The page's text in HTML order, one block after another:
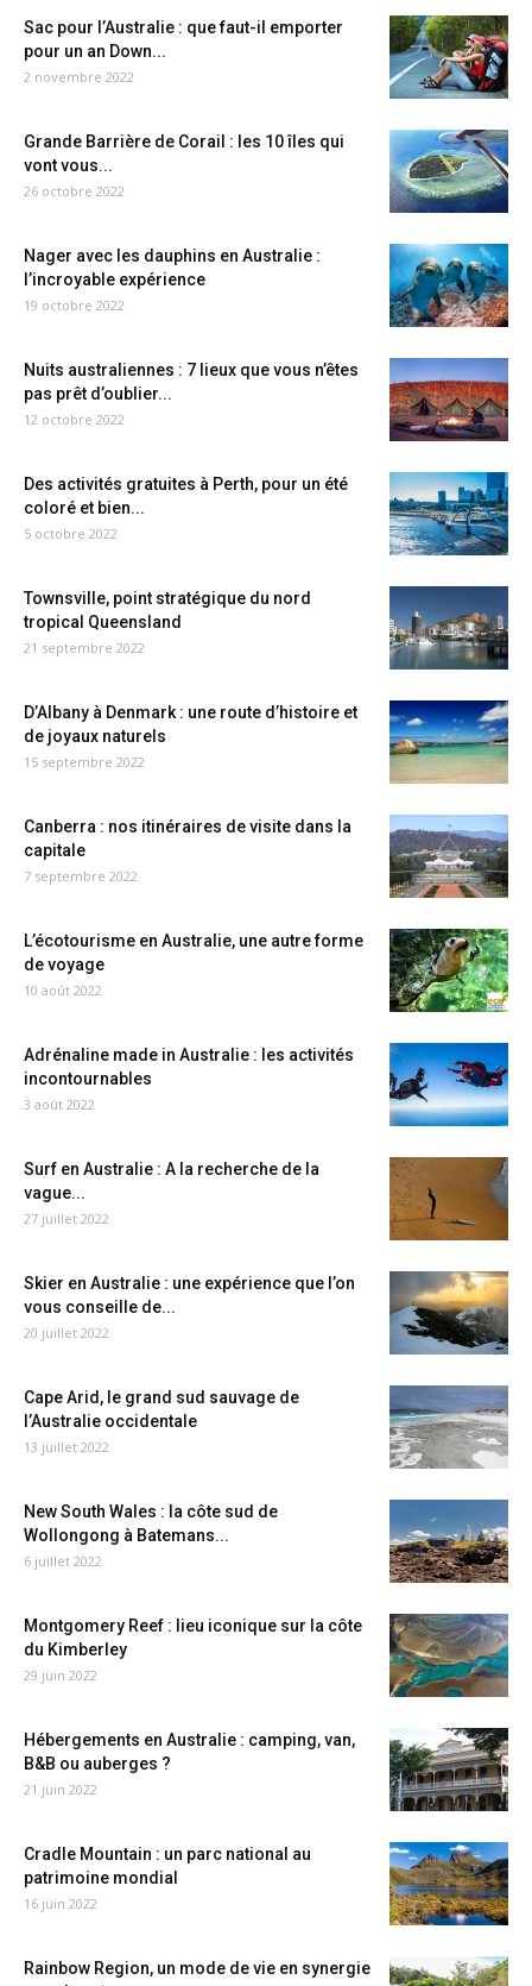
Sac pour l’Australie : que faut-il emporter
pour un an Down...
2 novembre 2022
Grande Barrière de Corail : les 10 îles qui
vont vous...
26 octobre 2022
Nager avec les dauphins en Australie :
l’incroyable expérience
19 octobre 2022
Nuits australiennes : 7 lieux que vous n’êtes
pas prêt d’oublier...
12 octobre 2022
Des activités gratuites à Perth, pour un été
coloré et bien...
5 octobre 2022
Townsville, point stratégique du nord
tropical Queensland
21 septembre 2022
D’Albany à Denmark : une route d’histoire et
de joyaux naturels
15 septembre 2022
Canberra : nos itinéraires de visite dans la
capitale
7 septembre 2022
L’écotourisme en Australie, une autre forme
de voyage
10 août 2022
Adrénaline made in Australie : les activités
incontournables
3 août 2022
Surf en Australie : A la recherche de la
vague...
27 juillet 2022
Skier en Australie : une expérience que l’on
vous conseille de...
20 juillet 2022
Cape Arid, le grand sud sauvage de
l’Australie occidentale
13 juillet 2022
New South Wales : la côte sud de
Wollongong à Batemans...
6 juillet 2022
Montgomery Reef : lieu iconique sur la côte
du Kimberley
29 juin 2022
Hébergements en Australie : camping, van,
B&B ou auberges ?
21 juin 2022
Cradle Mountain : un parc national au
patrimoine mondial
16 juin 2022
Rainbow Region, un mode de vie en synergie